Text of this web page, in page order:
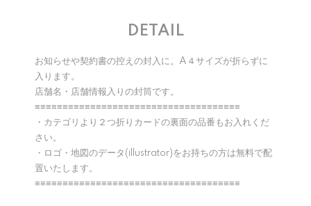
DETAIL
お知らせや契約書の控えの封入に。A４サイズが折らずに
入ります。
店舗名・店舗情報入りの封筒です。
≡≡≡≡≡≡≡≡≡≡≡≡≡≡≡≡≡≡≡≡≡≡≡≡≡≡≡≡≡≡≡≡≡≡≡≡≡
・カテゴリより２つ折りカードの裏面の品番もお入れくだ
さい。
・ロゴ・地図のデータ(illustrator)をお持ちの方は無料で配
置いたします。
≡≡≡≡≡≡≡≡≡≡≡≡≡≡≡≡≡≡≡≡≡≡≡≡≡≡≡≡≡≡≡≡≡≡≡≡≡